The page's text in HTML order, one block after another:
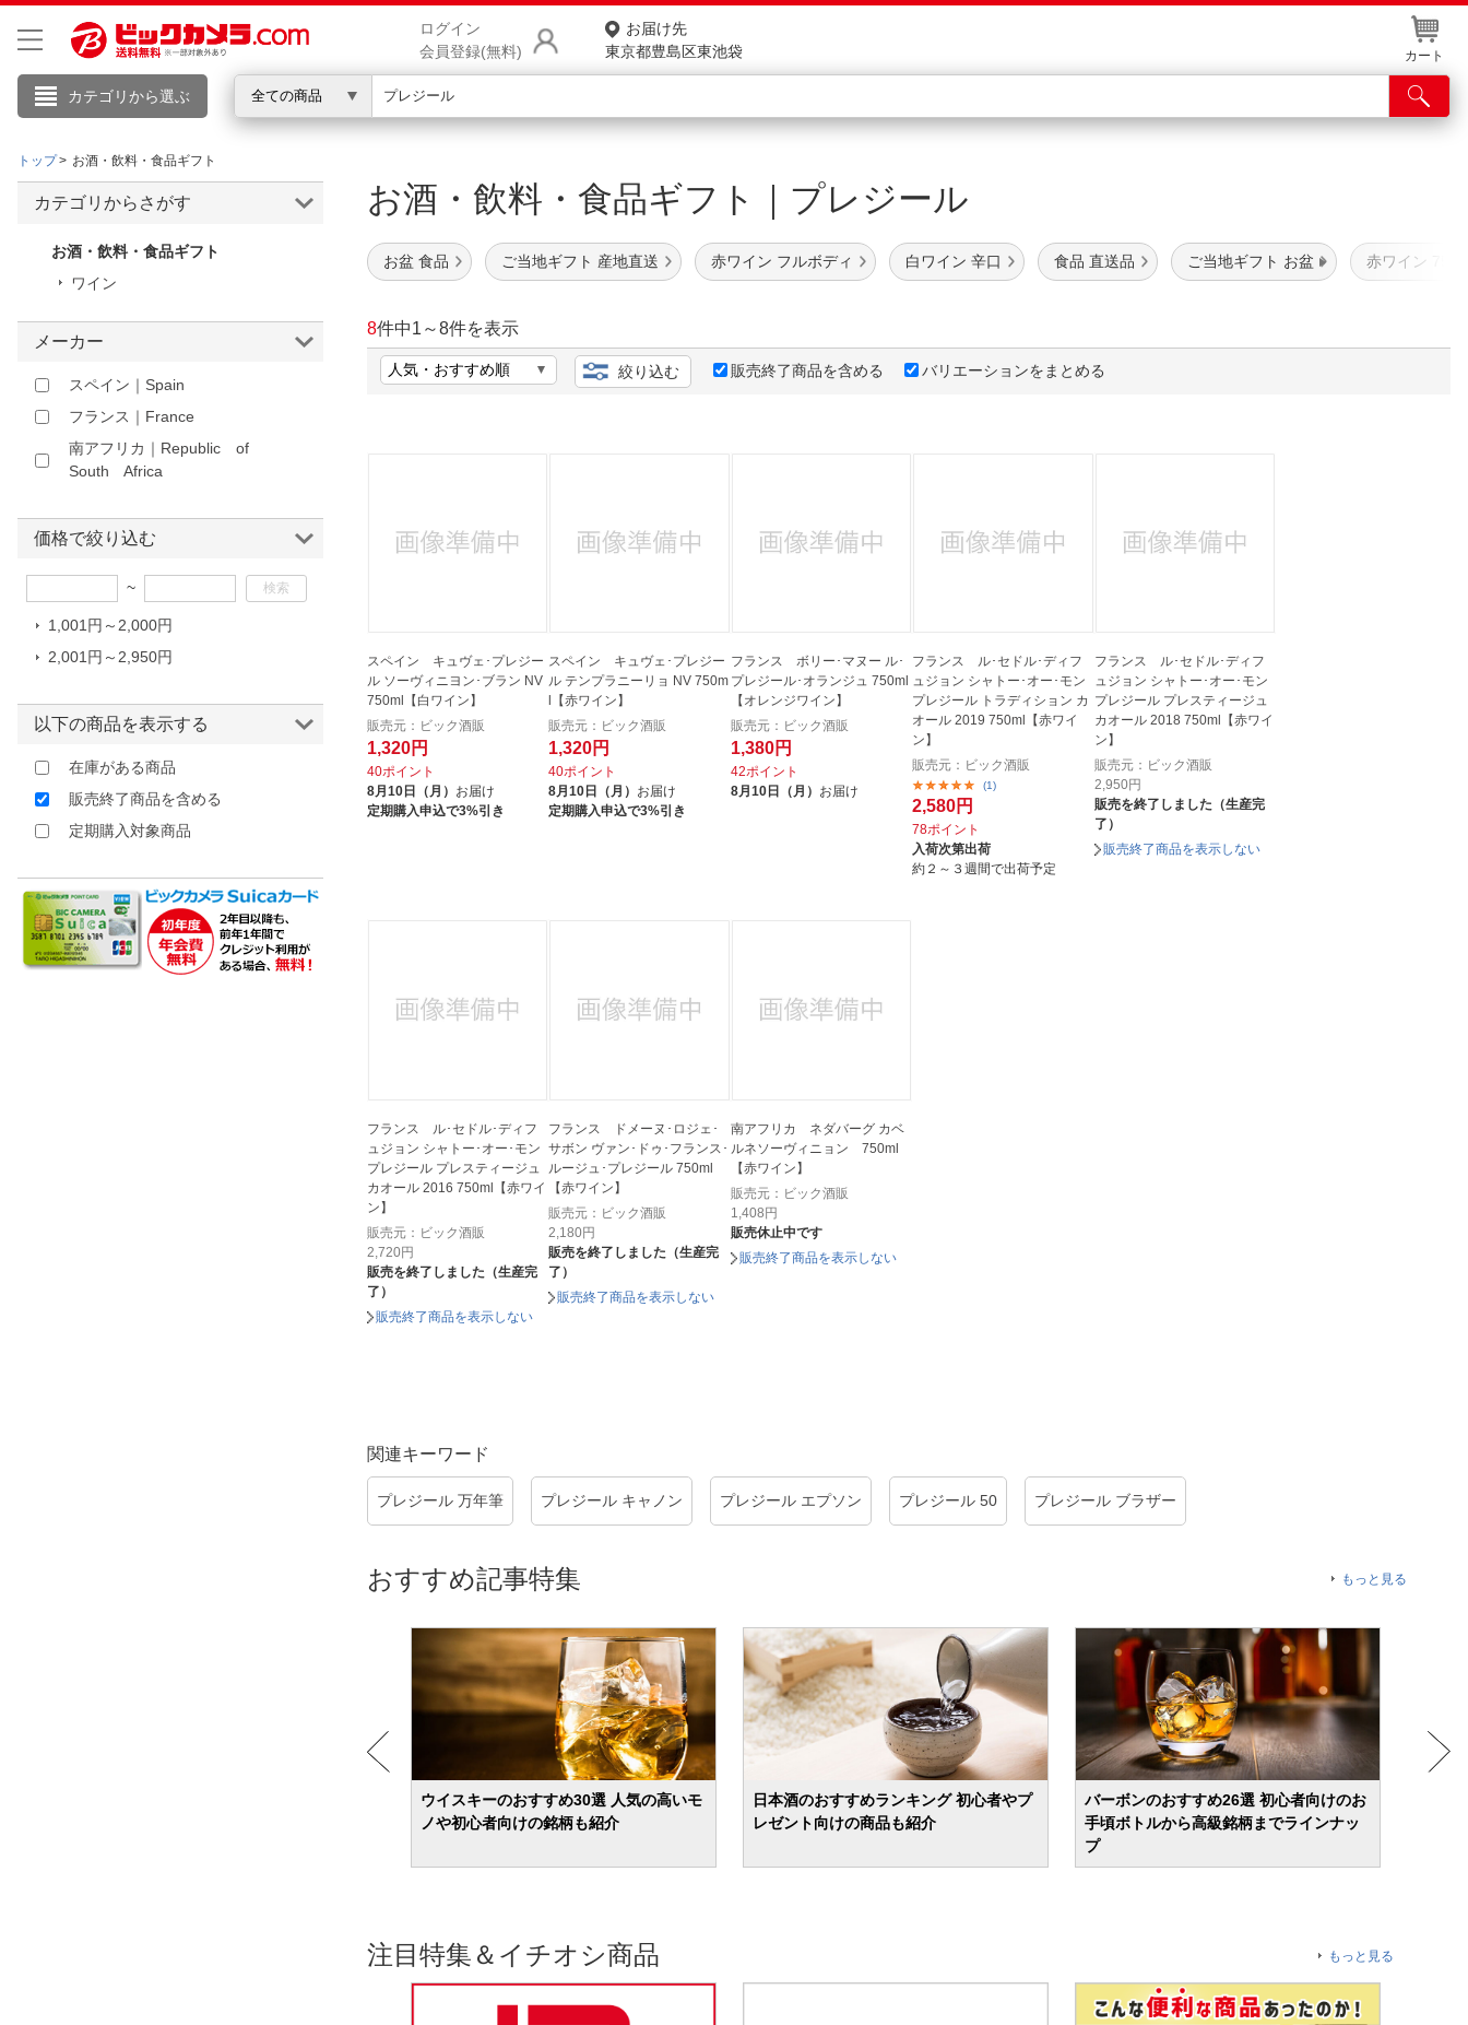
ログイン
会員登録(無料)
お届け先
東京都豊島区東池袋
カート
カテゴリから選ぶ 全ての商品
こんにちは
会員メニュー
ほしいもの
商品をさがす
ランキングからさがす
カテゴリ一覧からさがす
ご利用規約
ネット取り置き
ポイントカードWEB登録
お取り寄せ品入荷状況照会
IR情報
English / 中文
トップ お酒・飲料・食品ギフト
お酒・飲料・食品ギフト｜プレジール
お盆 食品 ご当地ギフト 産地直送 赤ワイン フルボディ 白ワイン 辛口 食品 直送品 ご当地ギフト お盆 赤ワイン
8件中1 ～8件を表示
絞り込む 販売終了商品を含める バリエーションをまとめる
スペイン キュヴェ･プレジー
ル ソーヴィニヨン･ブラン NV
750ml【白ワイン】
販売元：ビック酒販
1,320円
40ポイント
8月10日（月） お届け
定期購入申込で3%引き
スペイン キュヴェ･プレジー
ル テンプラニーリョ NV 750m
l【赤ワイン】
販売元：ビック酒販
1,320円
40ポイント
8月10日（月） お届け
定期購入申込で3%引き
フランス ボリー･マヌー ル･
プレジール･オランジュ 750ml
【オレンジワイン】
販売元：ビック酒販
1,380円
42ポイント
8月10日（月） お届け
フランス ル･セドル･ディフ
ュジョン シャトー･オー･モン
プレジール トラディション カ
オール 2019 750ml【赤ワイ
ン】
販売元：ビック酒販
(1)
2,580円
78ポイント
入荷次第出荷
約２～３週間で出荷予定
フランス ル･セドル･ディフ
ュジョン シャトー･オー･モン
プレジール プレスティージュ
カオール 2018 750ml【赤ワイ
ン】
販売元：ビック酒販
2,950円
販売を終了しました（生産完
了）
販売終了商品を表示しない
フランス ル･セドル･ディフ
ュジョン シャトー･オー･モン
プレジール プレスティージュ
カオール 2016 750ml【赤ワイ
ン】
販売元：ビック酒販
2,720円
販売を終了しました（生産完
了）
販売終了商品を表示しない
フランス ドメーヌ･ロジェ･
サボン ヴァン･ドゥ･フランス･
ルージュ･プレジール 750ml
【赤ワイン】
販売元：ビック酒販
2,180円
販売を終了しました（生産完
了）
販売終了商品を表示しない
南アフリカ ネダバーグ カベ
ルネソーヴィニョン 750ml
【赤ワイン】
販売元：ビック酒販
1,408円
販売休止中です
販売終了商品を表示しない
関連キーワード
プレジール 万年筆 プレジール キャノン プレジール エプソン プレジール 50 プレジール ブラザー
おすすめ記事特集 もっと見る
ウイスキーのおすすめ30選 人気の高いモ
ノや初心者向けの銘柄も紹介
日本酒のおすすめランキング 初心者やプ
レゼント向けの商品も紹介
バーボンのおすすめ26選 初心者向けのお
手頃ボトルから高級銘柄までラインナッ
プ
注目特集＆イチオシ商品 もっと見る
カテゴリからさがす
お酒・飲料・食品ギフト
ワイン
メーカー
スペイン｜Spain
フランス｜France
南アフリカ｜Republic of
South Africa
価格で絞り込む
~
1,001円～2,000円
2,001円～2,950円
以下の商品を表示する
在庫がある商品
販売終了商品を含める
定期購入対象商品